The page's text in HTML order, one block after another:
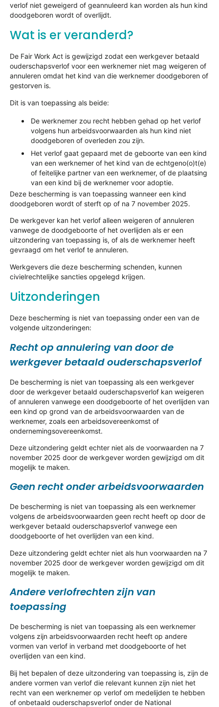
verlof niet geweigerd of geannuleerd kan worden als hun kind
doodgeboren wordt of overlijdt.
Wat is er veranderd?
De Fair Work Act is gewijzigd zodat een werkgever betaald
ouderschapsverlof voor een werknemer niet mag weigeren of
annuleren omdat het kind van die werknemer doodgeboren of
gestorven is.
Dit is van toepassing als beide:
De werknemer zou recht hebben gehad op het verlof
volgens hun arbeidsvoorwaarden als hun kind niet
doodgeboren of overleden zou zijn.
Het verlof gaat gepaard met de geboorte van een kind
van een werknemer of het kind van de echtgeno(o)t(e)
of feitelijke partner van een werknemer, of de plaatsing
van een kind bij de werknemer voor adoptie.
Deze bescherming is van toepassing wanneer een kind
doodgeboren wordt of sterft op of na 7 november 2025.
De werkgever kan het verlof alleen weigeren of annuleren
vanwege de doodgeboorte of het overlijden als er een
uitzondering van toepassing is, of als de werknemer heeft
gevraagd om het verlof te annuleren.
Werkgevers die deze bescherming schenden, kunnen
civielrechtelijke sancties opgelegd krijgen.
Uitzonderingen
Deze bescherming is niet van toepassing onder een van de
volgende uitzonderingen:
Recht op annulering van door de
werkgever betaald ouderschapsverlof
De bescherming is niet van toepassing als een werkgever
door de werkgever betaald ouderschapsverlof kan weigeren
of annuleren vanwege een doodgeboorte of het overlijden van
een kind op grond van de arbeidsvoorwaarden van de
werknemer, zoals een arbeidsovereenkomst of
ondernemingsovereenkomst.
Deze uitzondering geldt echter niet als de voorwaarden na 7
november 2025 door de werkgever worden gewijzigd om dit
mogelijk te maken.
Geen recht onder arbeidsvoorwaarden
De bescherming is niet van toepassing als een werknemer
volgens de arbeidsvoorwaarden geen recht heeft op door de
werkgever betaald ouderschapsverlof vanwege een
doodgeboorte of het overlijden van een kind.
Deze uitzondering geldt echter niet als hun voorwaarden na 7
november 2025 door de werkgever worden gewijzigd om dit
mogelijk te maken.
Andere verlofrechten zijn van
toepassing
De bescherming is niet van toepassing als een werknemer
volgens zijn arbeidsvoorwaarden recht heeft op andere
vormen van verlof in verband met doodgeboorte of het
overlijden van een kind.
Bij het bepalen of deze uitzondering van toepassing is, zijn de
andere vormen van verlof die relevant kunnen zijn niet het
recht van een werknemer op verlof om medelijden te hebben
of onbetaald ouderschapsverlof onder de National